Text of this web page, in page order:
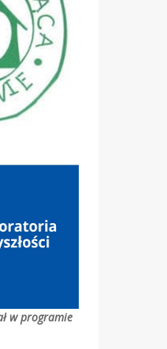
w programie